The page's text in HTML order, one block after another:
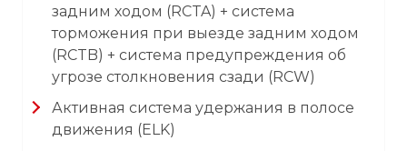
задним ходом (RCTA) + система
торможения при выезде задним ходом
(RCTB) + система предупреждения об
угрозе столкновения сзади (RCW)
Активная система удержания в полосе
движения (ELK)